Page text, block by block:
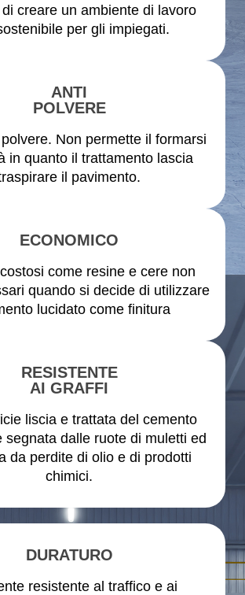
creare un ambiente di lavoro
per gli impiegati.
ANTI
POLVERE
Non permette il formarsi
in quanto il trattamento lascia
il pavimento.
ECONOMICO
come resine e cere non
quando si decide di utilizzare
lucidato come finitura
RESISTENTE
AI GRAFFI
liscia e trattata del cemento
segnata dalle ruote di muletti ed
da perdite di olio e di prodotti
chimici.
DURATURO
resistente al traffico e ai